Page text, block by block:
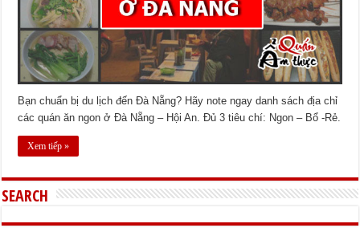
Bạn chuẩn bị du lịch đến Đà Nẵng? Hãy note ngay danh sách địa chỉ
các quán ăn ngon ở Đà Nẵng – Hội An. Đủ 3 tiêu chí: Ngon – Bổ -Rẻ.
Xem tiếp »
SEARCH